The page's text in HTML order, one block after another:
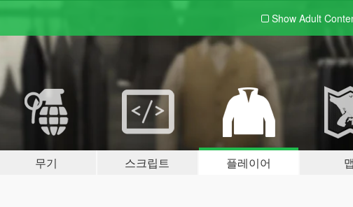
Show Adult
무기 스크립트 플레이어 맵